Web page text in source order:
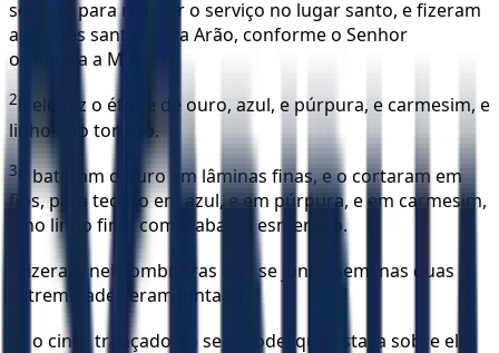
serviço, para realizar o serviço no lugar santo, e fizeram
as vestes santas para Arão, conforme o Senhor
ordenara a Moisés.
2
E ele fez o éfode de ouro, azul, e púrpura, e carmesim, e
linho fino torcido.
3
E bateram o ouro em lâminas finas, e o cortaram em
fios, para tecê-lo em azul, e em púrpura, e em carmesim,
e no linho fino, com trabalho esmerado.
Fizeram nele ombreiras que se juntassem; nas duas
extremidades eram juntadas.
E o cinto trançado do seu éfode, que estava sobre ele,